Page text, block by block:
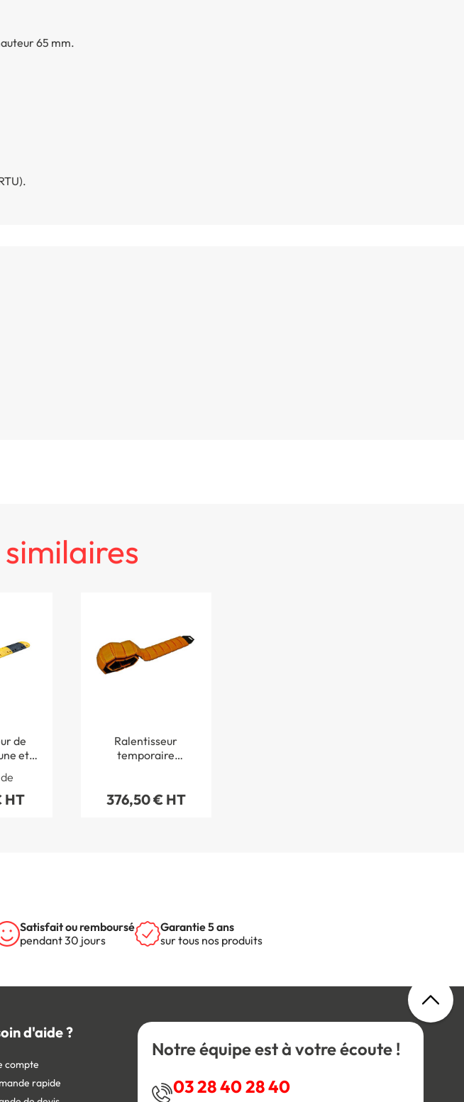
65 mm.
similaires
de
et
km/h
HT
Ralentisseur
temporaire
mm
376,50 € HT
Satisfait ou remboursé
pendant 30 jours
Garantie 5 ans
sur tous nos produits
d'aide ?
compte
rapide
Notre équipe est à votre écoute !
03 28 40 28 40